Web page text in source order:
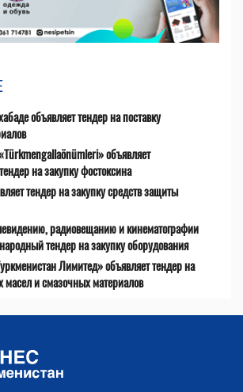
объявляет тендер на поставку
объявляет
на закупку фостоксина
тендер на закупку средств защиты
радиовещанию и кинематографии
тендер на закупку оборудования
Лимитед» объявляет тендер на
масел и смазочных материалов